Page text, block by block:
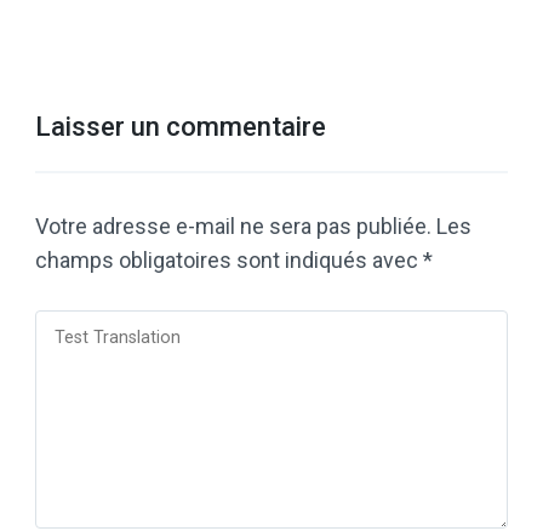
Laisser un commentaire
Votre adresse e-mail ne sera pas publiée. Les
champs obligatoires sont indiqués avec *